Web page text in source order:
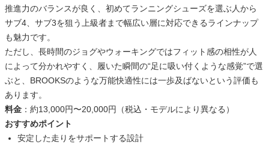
推進力のバランスが良く、初めてランニングシューズを選ぶ人から
サブ4、サブ3を狙う上級者まで幅広い層に対応できるラインナップ
も魅力です。
ただし、長時間のジョグやウォーキングではフィット感の相性が人
によって分かれやすく、履いた瞬間の“足に吸い付くような感覚”で選
ぶと、BROOKSのような万能快適性には一歩及ばないという評価も
あります。
料金 ：約13,000円〜20,000円（税込・モデルにより異なる）
おすすめポイント
安定した走りをサポートする設計